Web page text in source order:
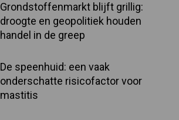
Grondstoffenmarkt blijft grillig:
droogte en geopolitiek houden
handel in de greep
De speenhuid: een vaak
onderschatte risicofactor voor
mastitis